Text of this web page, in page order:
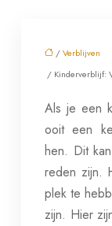
/Verblijven
/ Kinderverblijf:
Als je een
ooit een
hen. Dit
reden zijn.
plek te
zijn. Hier